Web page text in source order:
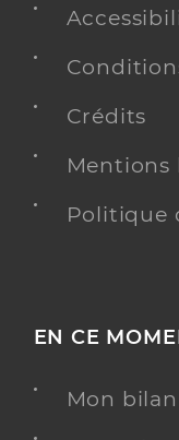
Crédits
Mentions
Politique
EN CE
Mon